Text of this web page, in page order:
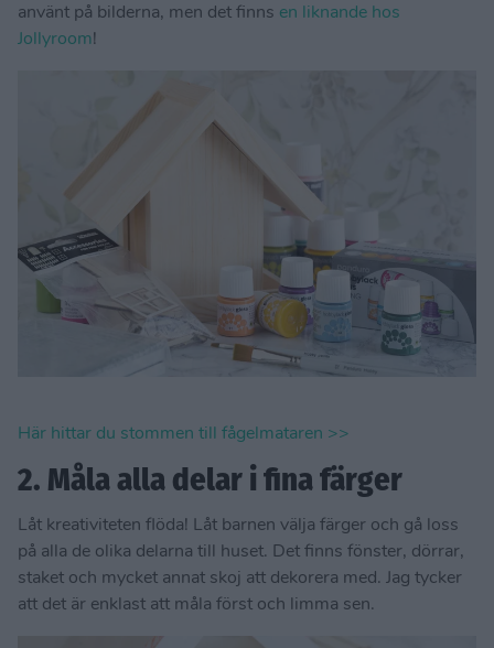
använt på bilderna, men det finns en liknande hos
Jollyroom
Här hittar du stommen till fågelmataren >>
2. Måla alla delar i fina färger
Låt kreativiteten flöda! Låt barnen välja färger och gå loss
på alla de olika delarna till huset. Det finns fönster, dörrar,
staket och mycket annat skoj att dekorera med. Jag tycker
att det är enklast att måla först och limma sen.